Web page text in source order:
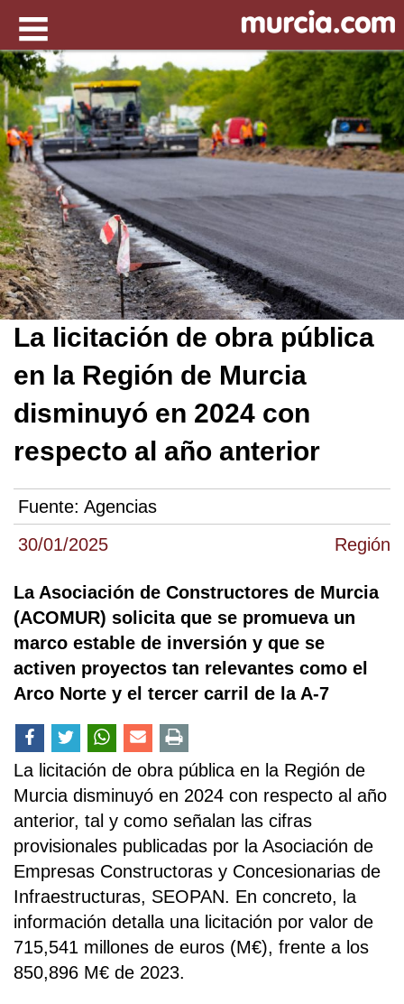
30/01/2025 Región
La licitación de obra pública
en la Región de Murcia
disminuyó en 2024 con
respecto al año anterior
Fuente: Agencias
La Asociación de Constructores de Murcia
(ACOMUR) solicita que se promueva un
marco estable de inversión y que se
activen proyectos tan relevantes como el
Arco Norte y el tercer carril de la A-7
La licitación de obra pública en la Región de
Murcia disminuyó en 2024 con respecto al año
anterior, tal y como señalan las cifras
provisionales publicadas por la Asociación de
Empresas Constructoras y Concesionarias de
Infraestructuras, SEOPAN. En concreto, la
información detalla una licitación por valor de
715,541 millones de euros (M€), frente a los
850,896 M€ de 2023.